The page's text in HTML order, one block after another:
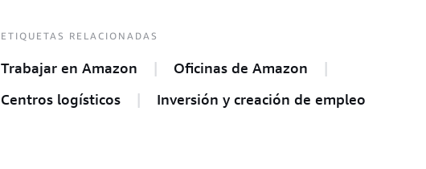
ETIQUETAS RELACIONADAS
Trabajar en Amazon
Oficinas de Amazon
Centros logísticos
Inversión y creación de empleo